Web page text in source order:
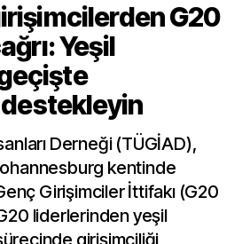
G20
Yeşil
Derneği (TÜGİAD),
kentinde
Girişimciler İttifakı (G20
liderlerinden yeşil
girişimciliği